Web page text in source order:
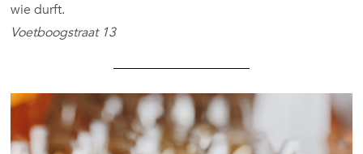
wie durft.
Voetboogstraat 13